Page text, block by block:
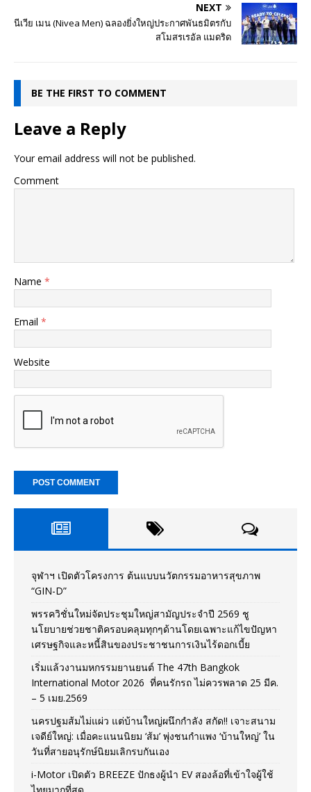
NEXT
นีเวีย เมน (Nivea Men) ฉลองยิ่งใหญ่ประกาศพันธมิตรกับ
สโมสรเรอัล แมดริด
BE THE FIRST TO COMMENT
Leave a Reply
Your email address will not be published.
Comment
Name *
Email *
Website
จุฬาฯ เปิดตัวโครงการ ต้นแบบนวัตกรรมอาหารสุขภาพ
“GIN-D”
พรรควิชั่นใหม่จัดประชุมใหญ่สามัญประจำปี 2569 ชู
นโยบายช่วยชาติครอบคลุมทุกๆด้านโดยเฉพาะแก้ไขปัญหา
เศรษฐกิจและหนี้สินของประชาชนการเงินไร้ดอกเบี้ย
เริ่มแล้วงานมหกรรมยานยนต์ The 47th Bangkok
International Motor 2026 ที่คนรักรถ ไม่ควรพลาด 25 มีค.
– 5 เมย.2569
นครปฐมส้มไม่แผ่ว แต่บ้านใหญ่ผนึกกำลัง สกัด!! เจาะสนาม
เจดีย์ใหญ่: เมื่อคะแนนนิยม ‘ส้ม’ พุ่งชนกำแพง ‘บ้านใหญ่’ ใน
วันที่สายอนุรักษ์นิยมเลิกรบกันเอง
i-Motor เปิดตัว BREEZE ปักธงผู้นำ EV สองล้อที่เข้าใจผู้ใช้